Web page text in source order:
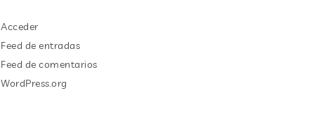
Acceder
Feed de entradas
Feed de comentarios
WordPress.org